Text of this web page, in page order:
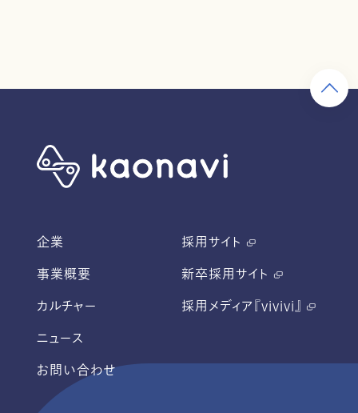
企業
事業概要
カルチャー
ニュース
お問い合わせ
採用サイト
新卒採用サイト
採用メディア『vivivi』